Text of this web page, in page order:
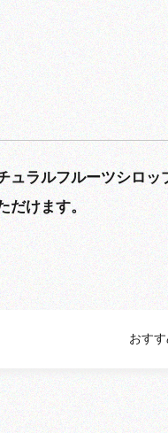
ュラルフルーツシロッ
だけます。
おす